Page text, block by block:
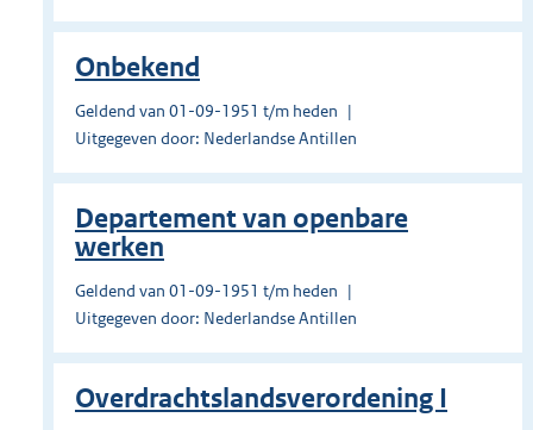
Onbekend
Geldend van 01-09-1951 t/m heden
Uitgegeven door: Nederlandse Antillen
Departement van openbare
werken
Geldend van 01-09-1951 t/m heden
Uitgegeven door: Nederlandse Antillen
Overdrachtslandsverordening I